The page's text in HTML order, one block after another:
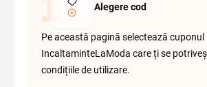
Alegere cod
Pe această pagină selectează cuponul
IncaltaminteLaModa care ți se
condițiile de utilizare.